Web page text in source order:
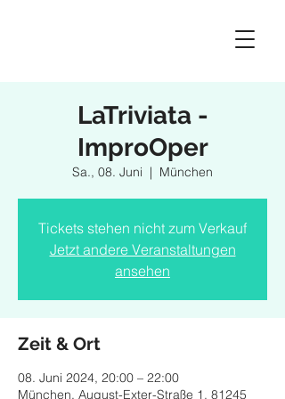
LaTriviata -
ImproOper
Sa., 08. Juni
  |
München
Tickets stehen nicht zum Verkauf
Jetzt andere Veranstaltungen
ansehen
Zeit & Ort
08. Juni 2024, 20:00 – 22:00
München, August-Exter-Straße 1, 81245